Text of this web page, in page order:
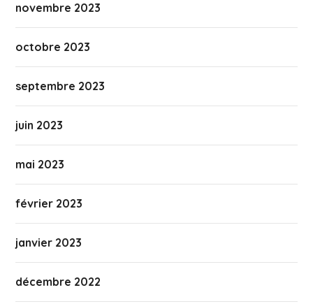
novembre 2023
octobre 2023
septembre 2023
juin 2023
mai 2023
février 2023
janvier 2023
décembre 2022